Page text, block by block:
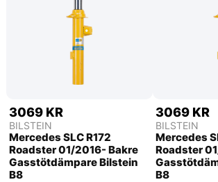
3069 KR
BILSTEIN
Mercedes SLC R172
Roadster 01/2016- Bakre
Gasstötdämpare Bilstein
B8
3069 KR
BILSTEIN
Mercedes
Roadster
B8